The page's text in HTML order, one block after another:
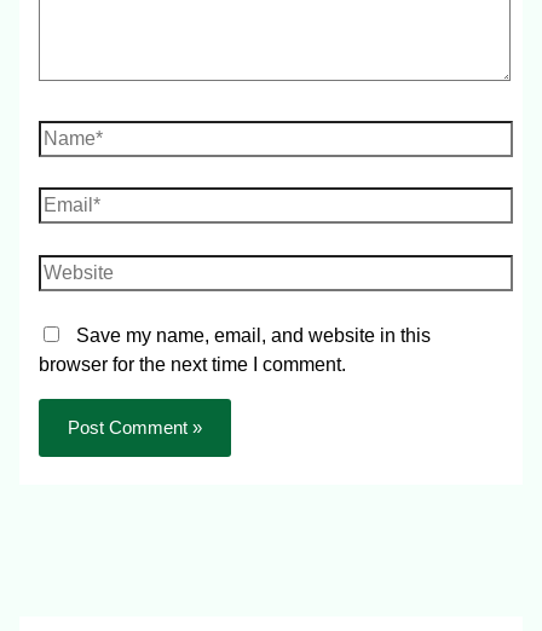
Save my name, email, and website in this
browser for the next time I comment.